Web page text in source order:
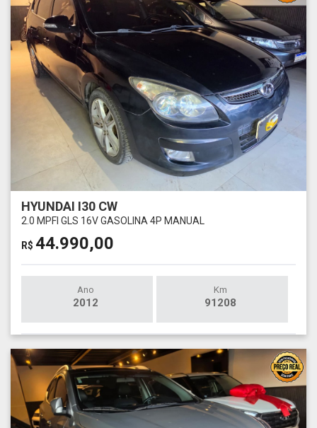
HYUNDAI I30 CW
2.0 MPFI GLS 16V GASOLINA 4P MANUAL
R$ 44.990,00
Ano
2012
Km
91208